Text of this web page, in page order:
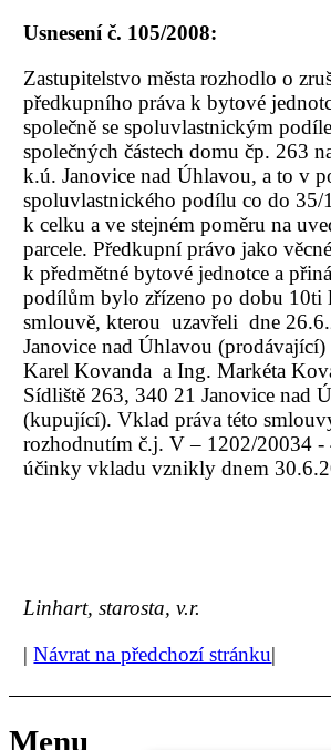
Usnesení č. 105/2008:
Zastupitelstvo města rozhodlo o
předkupního práva k bytové
společně se spoluvlastnickým
společných částech domu čp. 263
k.ú. Janovice nad Úhlavou, a to v
spoluvlastnického podílu co do 35/
k celku a ve stejném poměru na
parcele. Předkupní právo jako
k předmětné bytové jednotce a
podílům bylo zřízeno po dobu 10ti
smlouvě, kterou uzavřeli dne
Janovice nad Úhlavou (prodávající)
Karel Kovanda a Ing. Markéta
Sídliště 263, 340 21 Janovice nad
(kupující). Vklad práva této
rozhodnutím č.j. V – 1202/20034 -
účinky vkladu vznikly dnem
Linhart, starosta, v.r.
|Návrat na předchozí stránku|
Menu